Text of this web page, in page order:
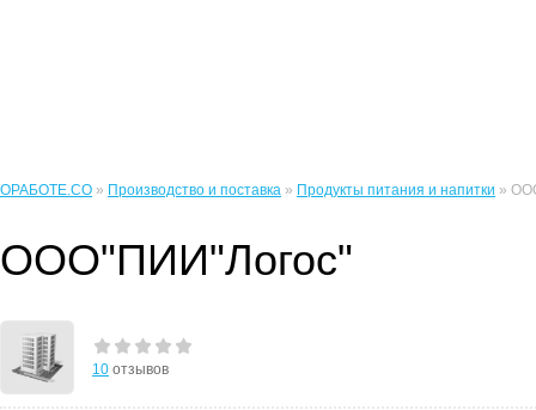
ОРАБОТЕ.CO » Производство и поставка » Продукты питания и напитки »
ООО"ПИИ"Логос"
10 отзывов